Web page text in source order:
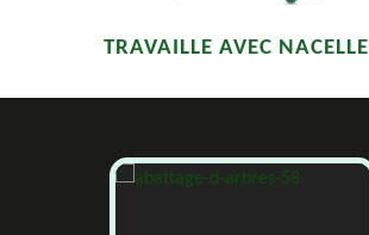
TRAVAILLE AVEC NACELLE